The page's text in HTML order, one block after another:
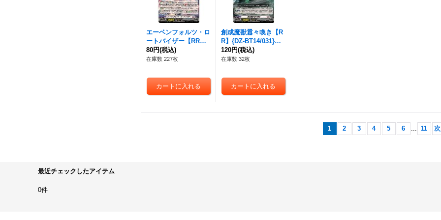
エーベンフォルツ・ロ
ートバイザー【RR】
{DZ-BT14/030}《ブラ
ントゲート》
80円(税込)
在庫数 227枚
創成魔獣囂々喚き【R
R】{DZ-BT14/031}
《ブラントゲート》
120円(税込)
在庫数 32枚
1 2 3 4 5 6 ... 11 次
最近チェックしたアイテム
0件